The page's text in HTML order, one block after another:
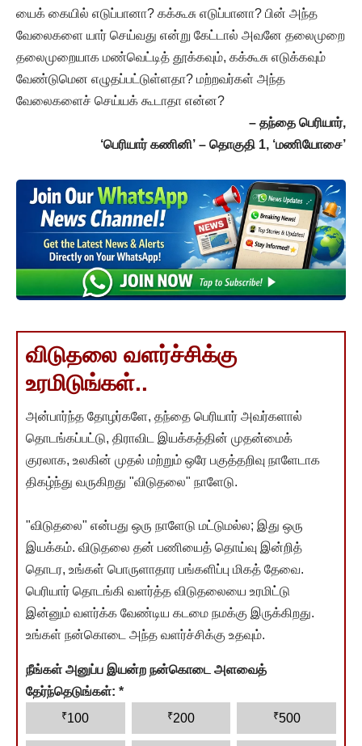
யைக் கையில் எடுப்பானா? கக்கூசு எடுப்பானா? பின் அந்த
வேலைகளை யார் செய்வது என்று கேட்டால் அவனே தலைமுறை
தலைமுறையாக மண்வெட்டித் தூக்கவும், கக்கூசு எடுக்கவும்
வேண்டுமென எழுதப்பட்டுள்ளதா? மற்றவர்கள் அந்த
வேலைகளைச் செய்யக் கூடாதா என்ன?
– தந்தை பெரியார்,
‘பெரியார் கணினி’ – தொகுதி 1, ‘மணியோசை’
விடுதலை வளர்ச்சிக்கு
உரமிடுங்கள்..
அன்பார்ந்த தோழர்களே, தந்தை பெரியார் அவர்களால்
தொடங்கப்பட்டு, திராவிட இயக்கத்தின் முதன்மைக்
குரலாக, உலகின் முதல் மற்றும் ஒரே பகுத்தறிவு நாளேடாக
திகழ்ந்து வருகிறது "விடுதலை" நாளேடு.
"விடுதலை" என்பது ஒரு நாளேடு மட்டுமல்ல; இது ஒரு
இயக்கம். விடுதலை தன் பணியைத் தொய்வு இன்றித்
தொடர, உங்கள் பொருளாதார பங்களிப்பு மிகத் தேவை.
பெரியார் தொடங்கி வளர்த்த விடுதலையை உரமிட்டு
இன்னும் வளர்க்க வேண்டிய கடமை நமக்கு இருக்கிறது.
உங்கள் நன்கொடை அந்த வளர்ச்சிக்கு உதவும்.
நீங்கள் அனுப்ப இயன்ற நன்கொடை அளவைத்
தேர்ந்தெடுங்கள்: *
₹100 ₹200 ₹500